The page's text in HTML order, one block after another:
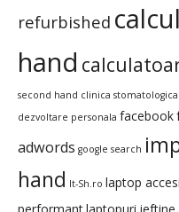
refurbished
hand
second hand clinica
dezvoltare personala facebook
adwords google search
hand It-Sh.ro laptop